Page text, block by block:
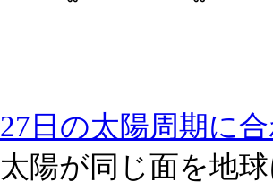
27日の太陽周期に
太陽が同じ面を地